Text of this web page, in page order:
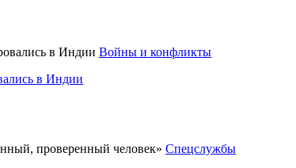
Войны и конфликты
в Индии
Спецслужбы